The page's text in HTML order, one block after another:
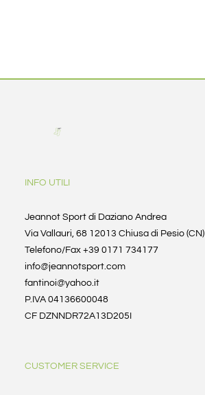
INFO UTILI
Jeannot Sport di Daziano Andrea
Via Vallauri, 68 12013 Chiusa di Pesio (CN)
Telefono/Fax +39 0171 734177
info@jeannotsport.com
fantinoi@yahoo.it
P.IVA 04136600048
CF DZNNDR72A13D205I
CUSTOMER SERVICE